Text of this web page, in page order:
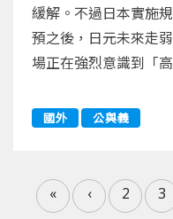
緩解。不過日本實施
預之後，日元未來走
場正在強烈意識到「
國外 公與義
« ‹ 2 3